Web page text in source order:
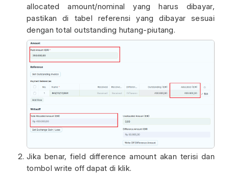
allocated amount/nominal yang harus dibayar,
pastikan di tabel referensi yang dibayar sesuai
dengan total outstanding hutang-piutang.
Jika benar, field difference amount akan terisi dan
tombol write off dapat di klik.